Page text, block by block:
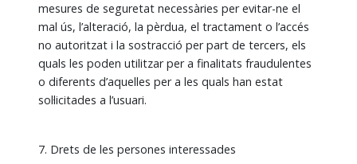
mesures de seguretat necessàries per evitar-ne el
mal ús, l’alteració, la pèrdua, el tractament o l’accés
no autoritzat i la sostracció per part de tercers, els
quals les poden utilitzar per a finalitats fraudulentes
o diferents d’aquelles per a les quals han estat
sol·licitades a l’usuari.
7. Drets de les persones interessades